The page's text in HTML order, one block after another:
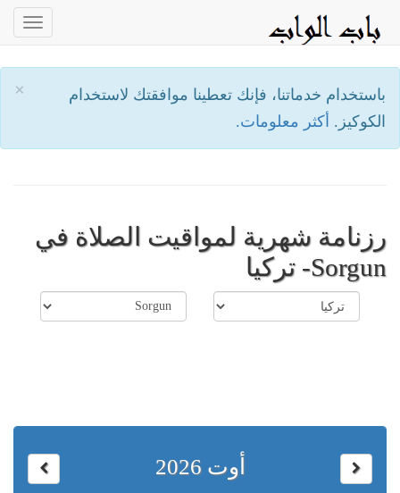
×
باستخدام خدماتنا، فإنك تعطينا موافقتك لاستخدام
الكوكيز. أكثر معلومات.
رزنامة شهرية لمواقيت الصلاة في
Sorgun- تركيا
أوت 2026